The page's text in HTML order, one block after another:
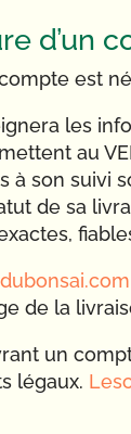
d’un
compte est
les
au
à son suivi
de sa
de la
un
légaux.